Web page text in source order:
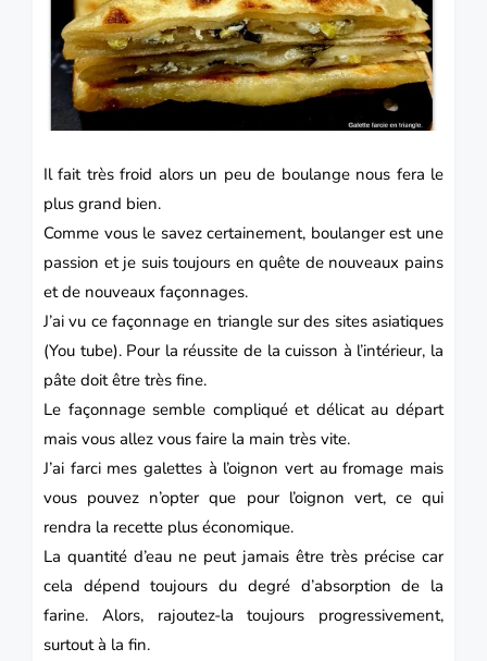
Il fait très froid alors un peu de boulange nous fera le
plus grand bien.
Comme vous le savez certainement, boulanger est une
passion et je suis toujours en quête de nouveaux pains
et de nouveaux façonnages.
J’ai vu ce façonnage en triangle sur des sites asiatiques
(You tube). Pour la réussite de la cuisson à l’intérieur, la
pâte doit être très fine.
Le façonnage semble compliqué et délicat au départ
mais vous allez vous faire la main très vite.
J’ai farci mes galettes à l’oignon vert au fromage mais
vous pouvez n’opter que pour l’oignon vert, ce qui
rendra la recette plus économique.
La quantité d’eau ne peut jamais être très précise car
cela dépend toujours du degré d’absorption de la
farine. Alors, rajoutez-la toujours progressivement,
surtout à la fin.